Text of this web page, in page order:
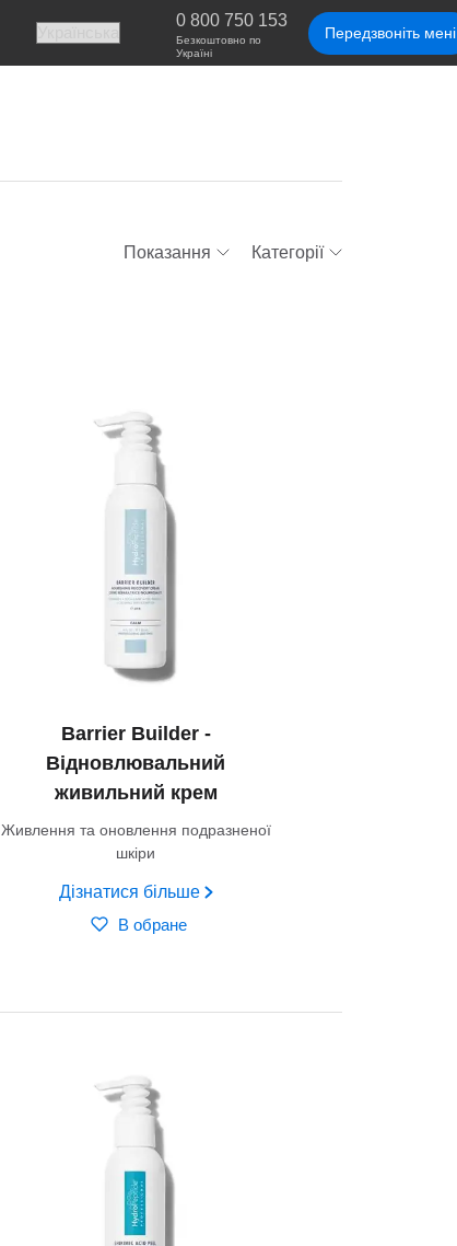
0 800 750 153
Безкоштовно по
Україні
Передзвоніть мені
Показання Категорії
Barrier Builder -
Відновлювальний
живильний крем
Живлення та оновлення подразненої
шкіри
Дізнатися більше
В обране